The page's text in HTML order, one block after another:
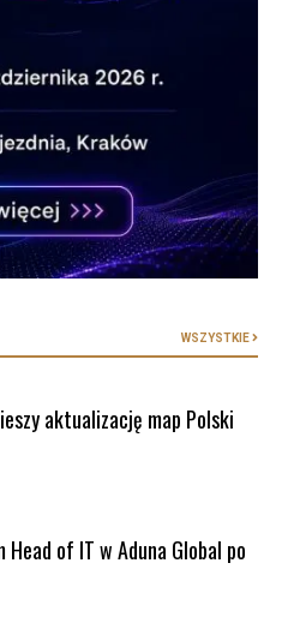
WSZYSTKIE
aktualizację map Polski
of IT w Aduna Global po